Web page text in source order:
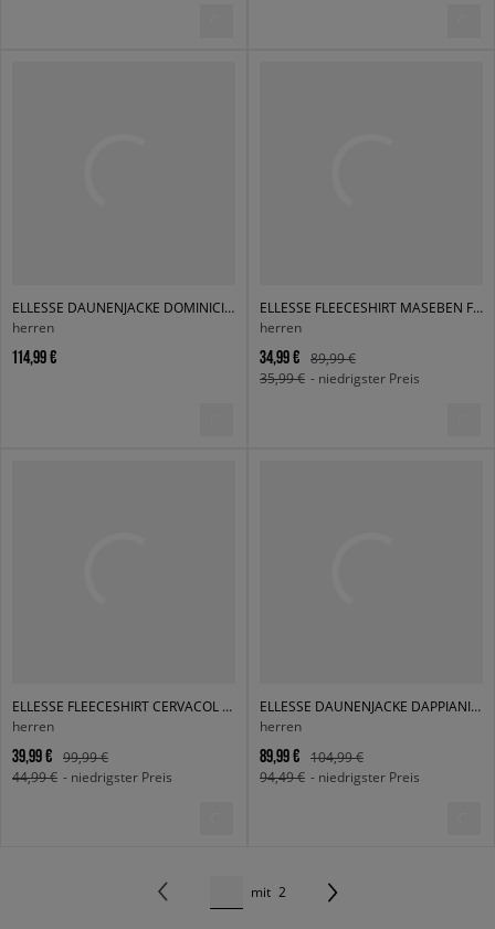
ELLESSE DAUNENJACKE DOMINICIS PADDED BLK JACKET
herren
114,99 €
ELLESSE FLEECESHIRT MASEBEN FLEECE JACKET BLK
herren
34,99 €
89,99 €
35,99 € - niedrigster Preis
ELLESSE FLEECESHIRT CERVACOL FLEECE JACKET BLK
herren
39,99 €
99,99 €
44,99 € - niedrigster Preis
ELLESSE DAUNENJACKE DAPPIANI PADDED JACKET BLK
herren
89,99 €
104,99 €
94,49 € - niedrigster Preis
mit 2